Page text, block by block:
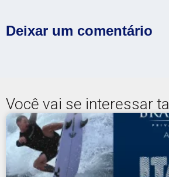
Deixar um comentário
Você vai se interessar